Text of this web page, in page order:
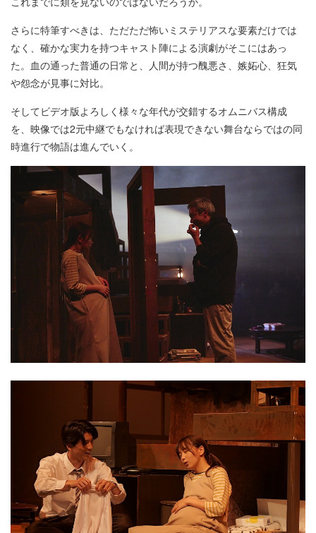
さらに特筆すべきは、ただただ怖いミステリアスな要素だけでは
なく、確かな実力を持つキャスト陣による演劇がそこにはあっ
た。血の通った普通の日常と、人間が持つ醜悪さ、嫉妬心、狂気
や怨念が見事に対比。
そしてビデオ版よろしく様々な年代が交錯するオムニバス構成
を、映像では2元中継でもなければ表現できない舞台ならではの同
時進行で物語は進んでいく。